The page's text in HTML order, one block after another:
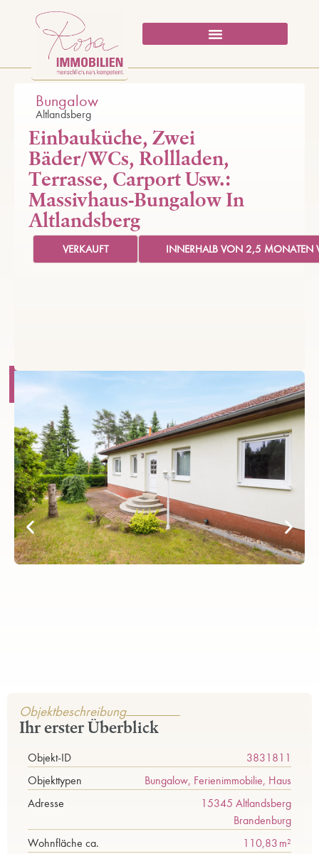
Altlandsberg
Bungalow
Einbauküche, Zwei
Bäder/WCs, Rollladen,
Terrasse, Carport Usw.:
Massivhaus-Bungalow In
Altlandsberg
VERKAUFT INNERHALB VON 2,5 MONATEN
Objektbeschreibung
Ihr erster Überblick
Objekt-ID
3831811
Objekttypen
Bungalow, Ferienimmobilie, Haus
Adresse
15345 Altlandsberg
Brandenburg
Wohnfläche ca.
110,83 m²